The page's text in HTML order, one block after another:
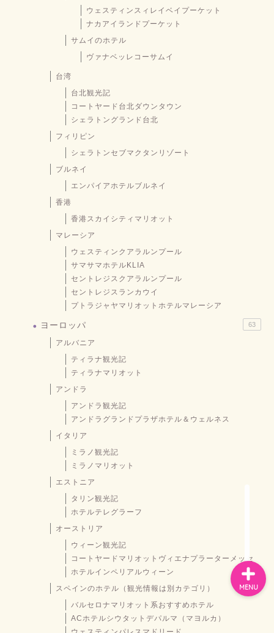
ウェスティンスィレイベイプーケット
ナカアイランドプーケット
サムイのホテル
ヴァナベッレコーサムイ
台湾
台北観光記
コートヤード台北ダウンタウン
シェラトングランド台北
フィリピン
シェラトンセブマクタンリゾート
ブルネイ
エンパイアホテルブルネイ
香港
香港スカイシティマリオット
マレーシア
ウェスティンクアラルンプール
サマサマホテルKLIA
セントレジスクアラルンプール
セントレジスランカウイ
プトラジャヤマリオットホテルマレーシア
ヨーロッパ 63
アルバニア
ティラナ観光記
ティラナマリオット
アンドラ
アンドラ観光記
アンドラグランドプラザホテル＆ウェルネス
イタリア
ミラノ観光記
ミラノマリオット
エストニア
タリン観光記
ホテルテレグラーフ
オーストリア
ウィーン観光記
コートヤードマリオットヴィエナプラーターメッセ
ホテルインペリアルウィーン
スペインのホテル（観光情報は別カテゴリ）
バルセロナマリオット系おすすめホテル
ACホテルシウタットデパルマ（マヨルカ）
MENU